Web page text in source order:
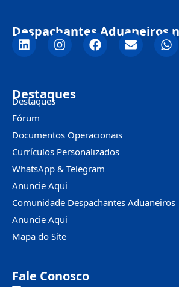
Despachantes Aduaneiros
Destaques
Destaques
Fórum
Documentos Operacionais
Currículos Personalizados
WhatsApp & Telegram
Anuncie Aqui
Comunidade Despachantes Aduaneiros
Anuncie Aqui
Mapa do Site
Fale Conosco